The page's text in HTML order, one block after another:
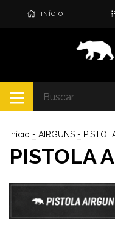
INÍCIO
Início - AIRGUNS -
PISTOLA